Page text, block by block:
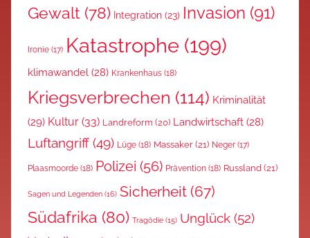
Gewalt (78) Integration (23) Invasion (91)
Ironie (17) Katastrophe (199)
klimawandel (28) Krankenhaus (18)
Kriegsverbrechen (114) Kriminalität
(29) Kultur (33) Landreform (20) Landwirtschaft (28)
Luftangriff (49) Lüge (18) Massaker (21) Neger (17)
Plaasmoorde (18) Polizei (56) Prävention (18) Russland (21)
Sagen und Legenden (16) Sicherheit (67)
Südafrika (80) Tragödie (15) Unglück (52)